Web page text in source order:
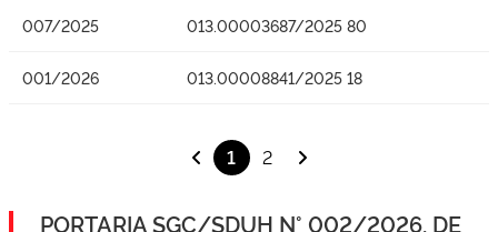
007/2025 013.00003687/2025 80
001/2026 013.00008841/2025 18
1 2
PORTARIA SGC/SDUH N° 002/2026, DE